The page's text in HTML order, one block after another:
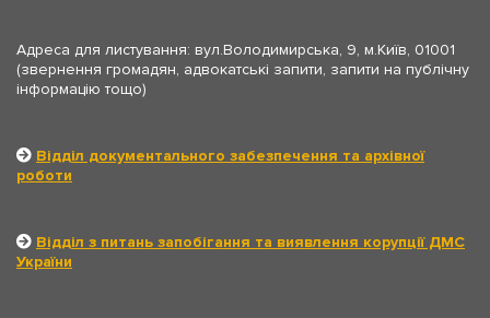
Адреса для листування: вул.Володимирська, 9, м.Київ, 01001
(звернення громадян, адвокатські запити, запити на публічну
інформацію тощо)
Відділ документального забезпечення та архівної
роботи
Відділ з питань запобігання та виявлення корупції ДМС
України